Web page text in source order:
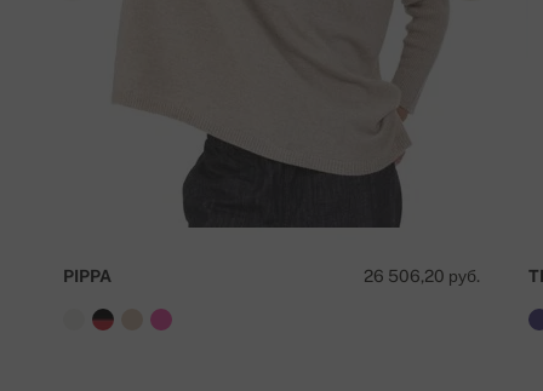
26 506,20 руб.
PIPPA